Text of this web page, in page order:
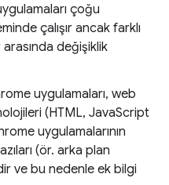
çoğu
çalışır ancak farklı
değişiklik
uygulamaları, web
(HTML, JavaScript
uygulamalarının
(ör. arka plan
ve bu nedenle ek bilgi